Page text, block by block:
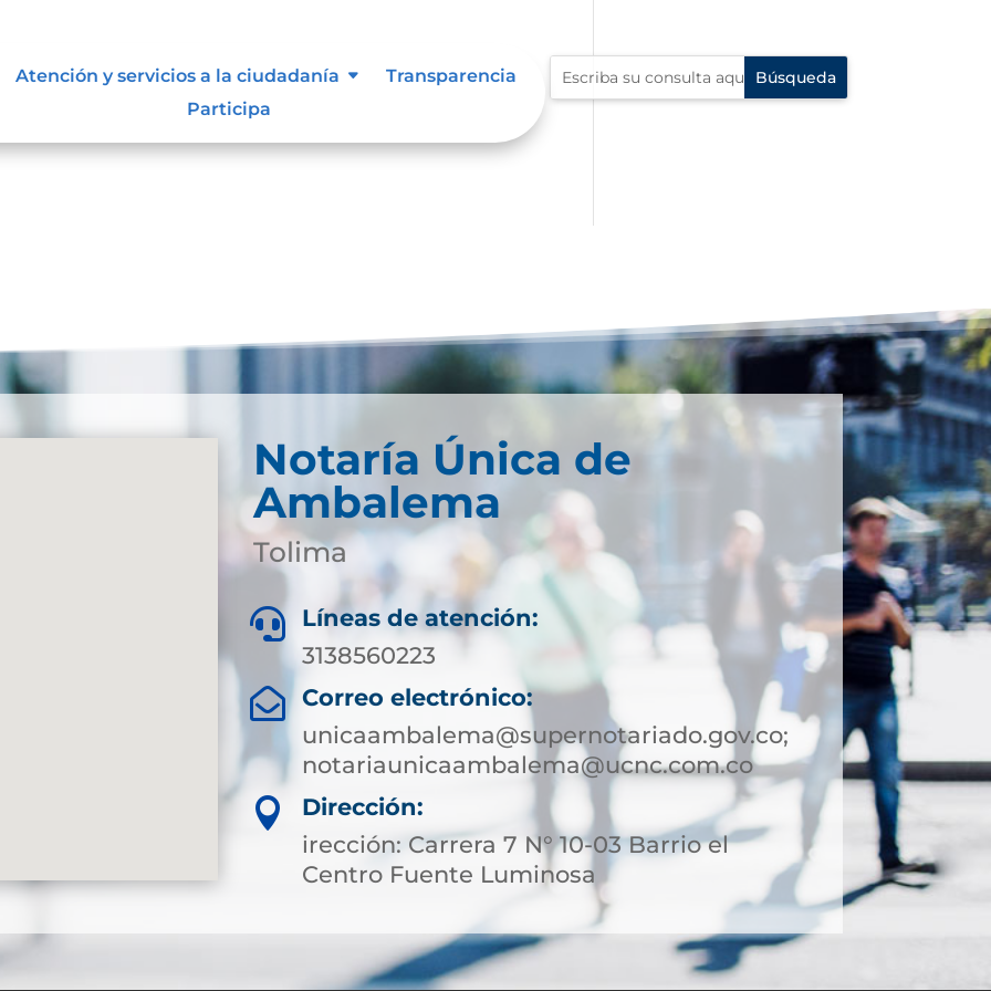
Atención y servicios a la ciudadanía
Transparencia
Participa
Notaría Única de
Ambalema
Tolima

Líneas de atención:
3138560223

Correo electrónico:
unicaambalema@supernotariado.gov.co;
notariaunicaambalema@ucnc.com.co

Dirección:
irección: Carrera 7 N° 10-03 Barrio el
Centro Fuente Luminosa